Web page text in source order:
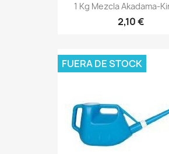
1 Kg Mezcla Akadama-
2,10 €
FUERA DE STOCK